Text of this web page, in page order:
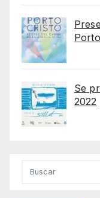
Se
2022